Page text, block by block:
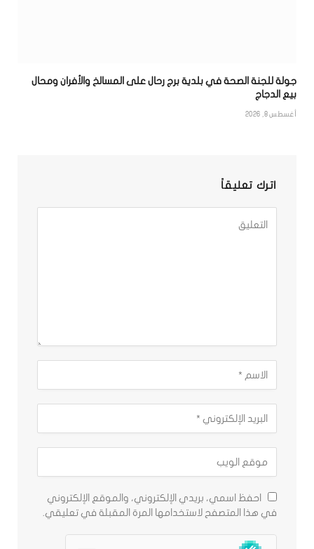
جولة للجنة الصحة في بلدية برج رحال على المسالخ والأفران ومحال
بيع الدجاج
أغسطس 8, 2026
اترك تعليقاً
احفظ اسمي، بريدي الإلكتروني، والموقع الإلكتروني
في هذا المتصفح لاستخدامها المرة المقبلة في تعليقي.